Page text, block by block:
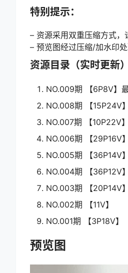
特别提示：
– 资源采用双重压缩方式，
– 预览图经过压缩/加水印
资源目录（实时更新）
NO.009期 【6P8V】
NO.008期 【15P24V
NO.007期 【10P22V
NO.006期 【29P16V】
NO.005期 【36P14V】
NO.004期 【36P12V】
NO.003期 【20P14V】
NO.002期 【11V】
NO.001期 【3P18V】
预览图